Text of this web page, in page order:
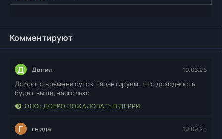
Комментируют
Д Данил 10.06.26
Доброго времени суток. Гарантируем , что доходность
будет выше, насколько
ОНО: ДОБРО ПОЖАЛОВАТЬ В ДЕРРИ
Г гнида 19.09.25